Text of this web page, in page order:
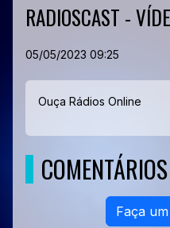
RADIOSCAST -
05/05/2023 09:25
Ouça Rádios Online
Faça